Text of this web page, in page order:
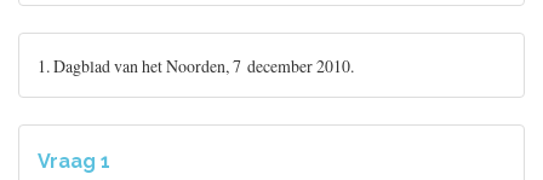
1. Dagblad van het Noorden, 7 december 2010.
Vraag 1